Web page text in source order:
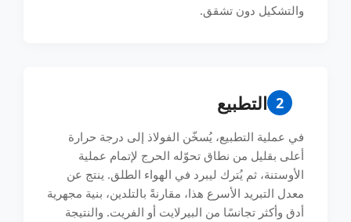
والتشكيل دون تشقق.
2 التطبيع
في عملية التطبيع، يُسخّن الفولاذ إلى درجة حرارة
أعلى بقليل من نطاق تحوّله الحرج لإتمام عملية
الأوستنة، ثم يُترك ليبرد في الهواء الطلق. ينتج عن
معدل التبريد الأسرع هذا، مقارنةً بالتلدين، بنية مجهرية
أدق وأكثر تجانسًا من البيرلايت أو الفريت. والنتيجة